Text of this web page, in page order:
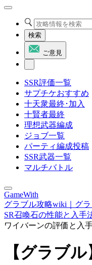
検索
ご意見
SSR評価一覧
サプチケおすすめ
十天衆最終･加入
十賢者最終
理想武器編成
ジョブ一覧
パーティ編成投稿
SSR武器一覧
マルチバトル
GameWith
グラブル攻略wiki｜グ
SR召喚石の性能と入手
ワイバーンの評価と入
【グラブ